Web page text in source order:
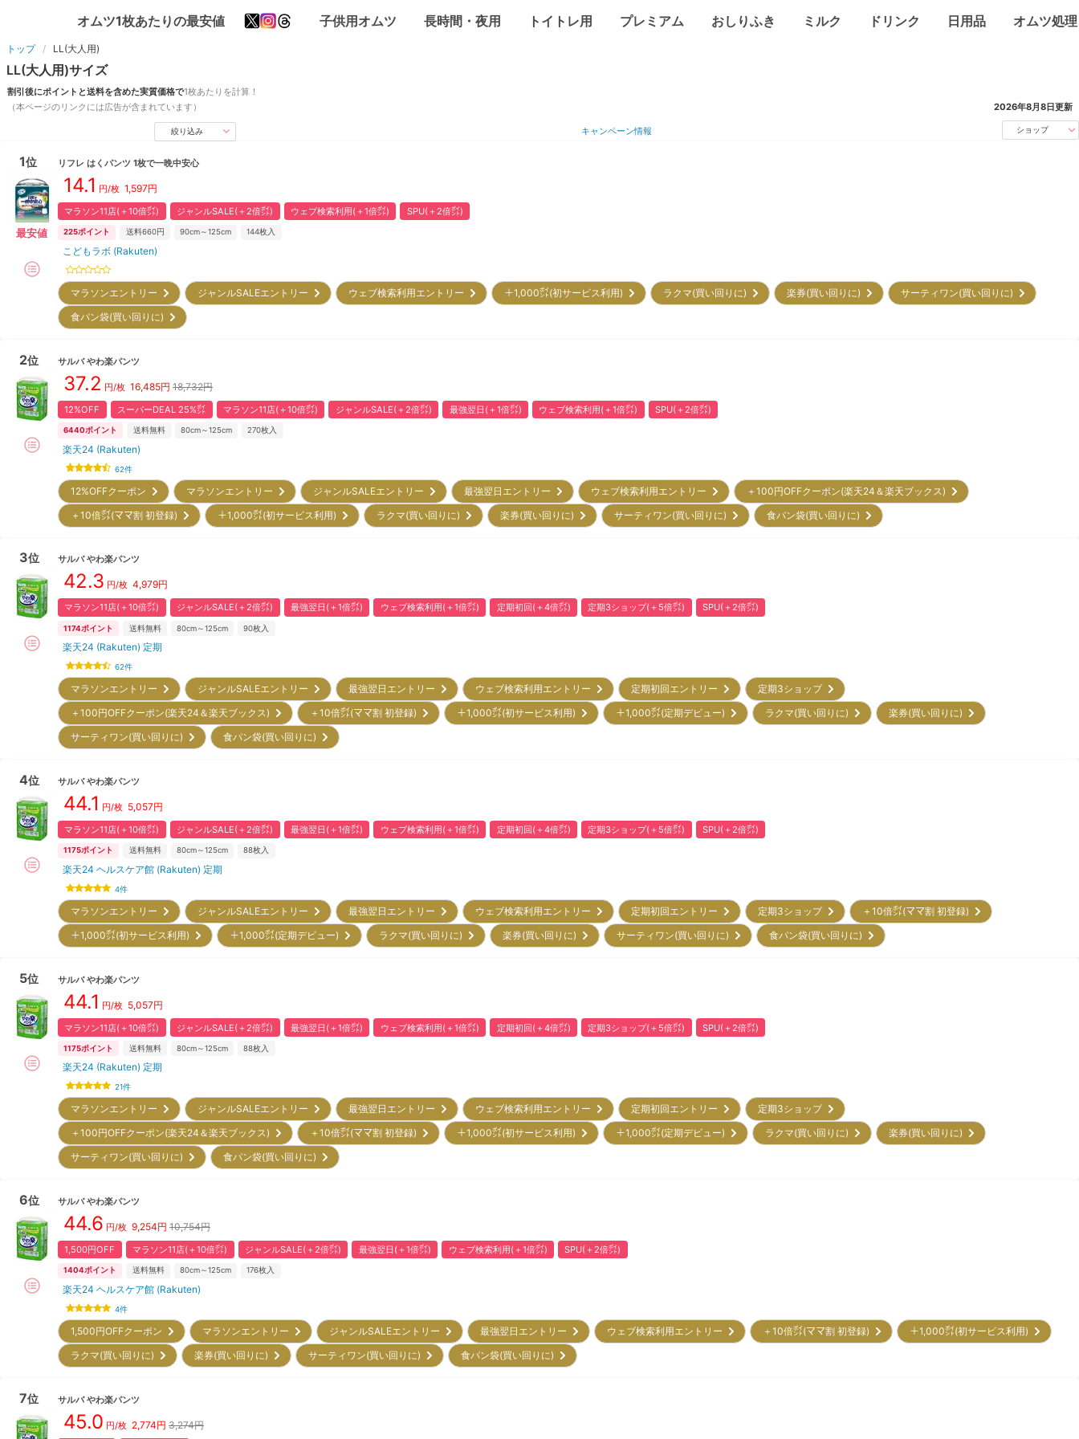
オムツ1枚あたりの最安値 子供用オムツ 長時間・夜用 トイトレ用 プレミアム おしりふき ミルク ドリンク 日用品 オムツ処理
トップ LL(大人用)
LL(大人用)サイズ
割引後にポイントと送料を含めた実質価格で1枚あたりを計算！
（本ページのリンクには広告が含まれています）
2026年8月8日更新
絞り込み キャンペーン情報 ショップ
1位
最安値
リフレ はくパンツ 1枚で一晩中安心
14.1 円/枚 1,597円
マラソン11店(＋10倍㌽) ジャンルSALE(＋2倍㌽) ウェブ検索利用(＋1倍㌽) SPU(＋2倍㌽)
225ポイント 送料660円 90cm～125cm 144枚入
こどもラボ (Rakuten)
マラソンエントリー ジャンルSALEエントリー ウェブ検索利用エントリー ＋1,000㌽(初サービス利用) ラクマ(買い回りに) 楽券(買い回りに)
サーティワン(買い回りに)
食パン袋(買い回りに)
2位 サルバ やわ楽パンツ
37.2 円/枚 16,485円 18,732円
12%OFF スーパーDEAL 25%㌽ マラソン11店(＋10倍㌽) ジャンルSALE(＋2倍㌽) 最強翌日(＋1倍㌽) ウェブ検索利用(＋1倍㌽) SPU(＋2倍㌽)
6440ポイント 送料無料 80cm～125cm 270枚入
楽天24 (Rakuten)
62件
12%OFFクーポン マラソンエントリー ジャンルSALEエントリー 最強翌日エントリー ウェブ検索利用エントリー
＋100円OFFクーポン(楽天24＆楽天ブックス)
＋10倍㌽(ママ割 初登録)
＋1,000㌽(初サービス利用) ラクマ(買い回りに) 楽券(買い回りに) サーティワン(買い回りに) 食パン袋(買い回りに)
3位 サルバ やわ楽パンツ
42.3 円/枚 4,979円
マラソン11店(＋10倍㌽) ジャンルSALE(＋2倍㌽) 最強翌日(＋1倍㌽) ウェブ検索利用(＋1倍㌽) 定期初回(＋4倍㌽) 定期3ショップ(＋5倍㌽) SPU(＋2倍㌽)
1174ポイント 送料無料 80cm～125cm 90枚入
楽天24 (Rakuten) 定期
62件
マラソンエントリー ジャンルSALEエントリー 最強翌日エントリー ウェブ検索利用エントリー 定期初回エントリー
定期3ショップ
＋100円OFFクーポン(楽天24＆楽天ブックス)
＋10倍㌽(ママ割 初登録) ＋1,000㌽(初サービス利用) ＋1,000㌽(定期デビュー) ラクマ(買い回りに)
楽券(買い回りに)
サーティワン(買い回りに)
食パン袋(買い回りに)
4位 サルバ やわ楽パンツ
44.1 円/枚 5,057円
マラソン11店(＋10倍㌽) ジャンルSALE(＋2倍㌽) 最強翌日(＋1倍㌽) ウェブ検索利用(＋1倍㌽) 定期初回(＋4倍㌽) 定期3ショップ(＋5倍㌽) SPU(＋2倍㌽)
1175ポイント 送料無料 80cm～125cm 88枚入
楽天24 ヘルスケア館 (Rakuten) 定期
4件
マラソンエントリー ジャンルSALEエントリー 最強翌日エントリー ウェブ検索利用エントリー 定期初回エントリー 定期3ショップ
＋10倍㌽(ママ割 初登録)
＋1,000㌽(初サービス利用)
＋1,000㌽(定期デビュー) ラクマ(買い回りに) 楽券(買い回りに) サーティワン(買い回りに) 食パン袋(買い回りに)
5位 サルバ やわ楽パンツ
44.1 円/枚 5,057円
マラソン11店(＋10倍㌽) ジャンルSALE(＋2倍㌽) 最強翌日(＋1倍㌽) ウェブ検索利用(＋1倍㌽) 定期初回(＋4倍㌽) 定期3ショップ(＋5倍㌽) SPU(＋2倍㌽)
1175ポイント 送料無料 80cm～125cm 88枚入
楽天24 (Rakuten) 定期
21件
マラソンエントリー ジャンルSALEエントリー 最強翌日エントリー ウェブ検索利用エントリー 定期初回エントリー
定期3ショップ
＋100円OFFクーポン(楽天24＆楽天ブックス)
＋10倍㌽(ママ割 初登録) ＋1,000㌽(初サービス利用) ＋1,000㌽(定期デビュー) ラクマ(買い回りに)
楽券(買い回りに)
サーティワン(買い回りに)
食パン袋(買い回りに)
6位 サルバ やわ楽パンツ
44.6 円/枚 9,254円 10,754円
1,500円OFF マラソン11店(＋10倍㌽) ジャンルSALE(＋2倍㌽) 最強翌日(＋1倍㌽) ウェブ検索利用(＋1倍㌽) SPU(＋2倍㌽)
1404ポイント 送料無料 80cm～125cm 176枚入
楽天24 ヘルスケア館 (Rakuten)
4件
1,500円OFFクーポン マラソンエントリー ジャンルSALEエントリー 最強翌日エントリー ウェブ検索利用エントリー ＋10倍㌽(ママ割 初登録)
＋1,000㌽(初サービス利用)
ラクマ(買い回りに)
楽券(買い回りに) サーティワン(買い回りに) 食パン袋(買い回りに)
7位 サルバ やわ楽パンツ
45.0 円/枚 2,774円 3,274円